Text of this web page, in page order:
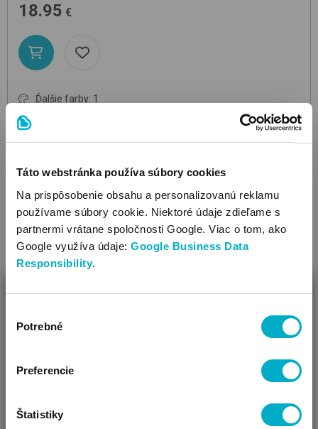
Táto webstránka používa súbory cookies
Na prispôsobenie obsahu a personalizovanú reklamu
používame súbory cookie. Niektoré údaje zdieľame s
partnermi vrátane spoločnosti Google. Viac o tom, ako
Google využíva údaje: Google Business Data
Responsibility.
súhlasu
Potrebné
Preferencie
Štatistiky
18.95 €
Ďalšie farby: 1